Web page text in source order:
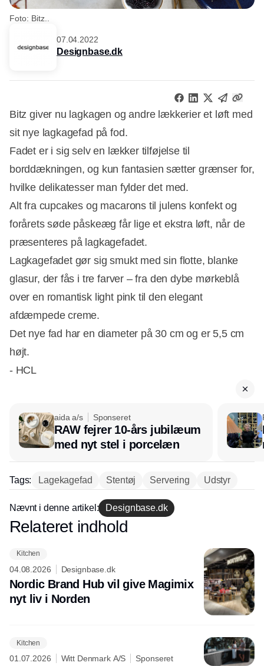
Foto: Bitz..
07.04.2022
Designbase.dk
Bitz giver nu lagkagen og andre lækkerier et løft med
sit nye lagkagefad på fod.
Fadet er i sig selv en lækker tilføjelse til
borddækningen, og kun fantasien sætter grænser for,
hvilke delikatesser man fylder det med.
Alt fra cupcakes og macarons til julens konfekt og
forårets søde påskeæg får lige et ekstra løft, når de
præsenteres på lagkagefadet.
Lagkagefadet gør sig smukt med sin flotte, blanke
glasur, der fås i tre farver – fra den dybe mørkeblå
over en romantisk light pink til den elegant
afdæmpede creme.
Det nye fad har en diameter på 30 cm og er 5,5 cm
højt.
- HCL
aida a/s Sponseret
RAW fejrer 10-års jubilæum
med nyt stel i porcelæn
Tags: Lagekagefad Stentøj Servering Udstyr
Nævnt i denne artikel: Designbase.dk
Annonce
Relateret indhold
Kitchen
04.08.2026 Designbase.dk
Nordic Brand Hub vil give Magimix
nyt liv i Norden
Kitchen
01.07.2026 Witt Denmark A/S Sponseret